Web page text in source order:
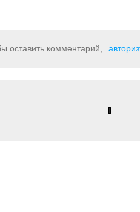
оставить комментарий,